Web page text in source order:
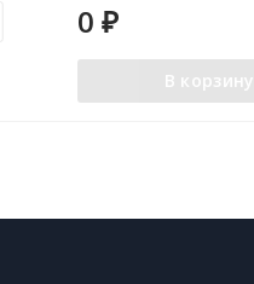
0₽
В корзину